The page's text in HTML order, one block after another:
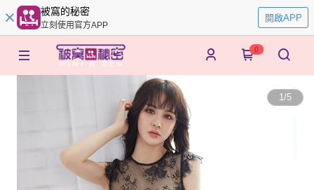
被窩的秘密
立刻使用官方APP
開啟APP
0
1/5